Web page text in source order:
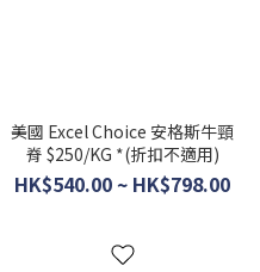
美國 Excel Choice 安格斯牛頸
脊 $250/KG *(折扣不適用)
HK$540.00 ~ HK$798.00